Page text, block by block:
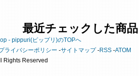
最近チェックした商品
- pippuri(ピップリ)のTOPへ
ライバシーポリシー -サイトマップ-RSS -ATOM
Rights Reserved